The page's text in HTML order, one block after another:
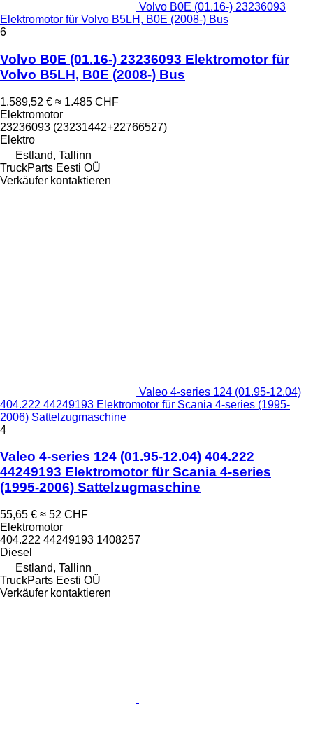
Volvo B0E (01.16-) 23236093
Elektromotor für Volvo B5LH, B0E (2008-) Bus
6
Volvo B0E (01.16-) 23236093 Elektromotor für
Volvo B5LH, B0E (2008-) Bus
1.589,52 € ≈ 1.485 CHF
Elektromotor
23236093 (23231442+22766527)
Elektro
Estland, Tallinn
TruckParts Eesti OÜ
Verkäufer kontaktieren
Valeo 4-series 124 (01.95-12.04)
404.222 44249193 Elektromotor für Scania 4-series (1995-
2006) Sattelzugmaschine
4
Valeo 4-series 124 (01.95-12.04) 404.222
44249193 Elektromotor für Scania 4-series
(1995-2006) Sattelzugmaschine
55,65 € ≈ 52 CHF
Elektromotor
404.222 44249193 1408257
Diesel
Estland, Tallinn
TruckParts Eesti OÜ
Verkäufer kontaktieren